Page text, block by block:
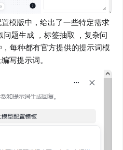
题生成 ，标签抽取 ，复杂问
每种都有官方提供的提示词模
写提示词。